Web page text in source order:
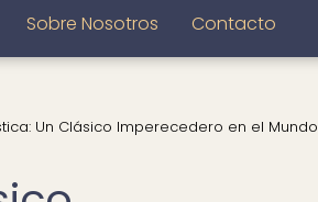
Sobre Nosotros Contacto
Un Clásico Imperecedero en el Mundo